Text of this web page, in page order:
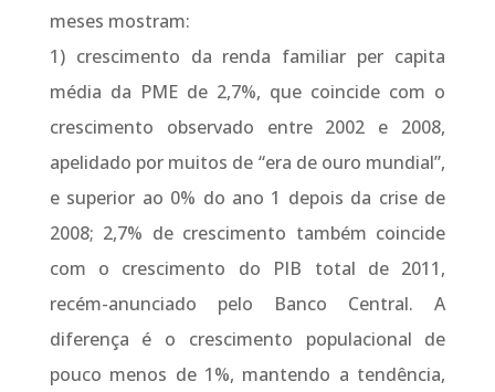
meses mostram:
1) crescimento da renda familiar per capita
média da PME de 2,7%, que coincide com o
crescimento observado entre 2002 e 2008,
apelidado por muitos de “era de ouro mundial”,
e superior ao 0% do ano 1 depois da crise de
2008; 2,7% de crescimento também coincide
com o crescimento do PIB total de 2011,
recém-anunciado pelo Banco Central. A
diferença é o crescimento populacional de
pouco menos de 1%, mantendo a tendência,